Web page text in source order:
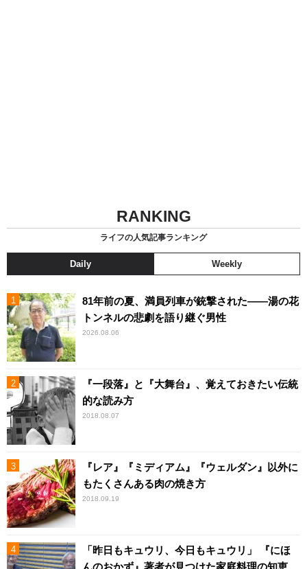
RANKING
ライフの人気記事ランキング
Daily Weekly
81年前の夏、満員列車が銃撃された――湯の花
トンネルの悲劇を語り継ぐ男性
2026.08.06
『一段落』と『大舞台』、覚えておきたい伝統
的な読み方
2018.08.07
『レア』『ミディアム』『ウェルダン』以外に
もたくさんある肉の焼き方
2018.09.19
「昨日もキュウリ、今日もキュウリ」 『にほ
んのおかず』著者が見つけた家庭料理の知恵